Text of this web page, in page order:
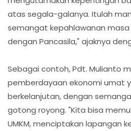
atas segala-galanya. Itulah
semangat kepahlawanan masa
dengan Pancasila," ajaknya
Sebagai contoh, Pdt. Mulianto
pemberdayaan ekonomi umat
berkelanjutan, dengan
gotong royong. "Kita bisa
UMKM, menciptakan lapangan